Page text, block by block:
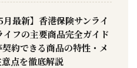
月最新】香港保険サンライ
フの主要商品完全ガイド
契約できる商品の特性・メ
意点を徹底解説